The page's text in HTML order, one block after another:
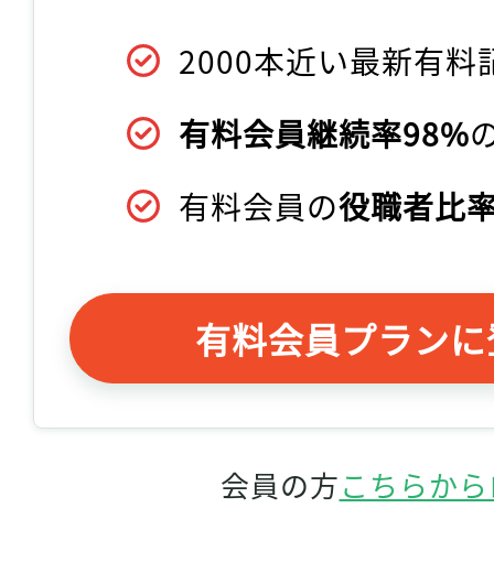
2000本近い最新有料
有料会員継続率98%
有料会員の役職者比
有料会員プラン
会員の方こちらか